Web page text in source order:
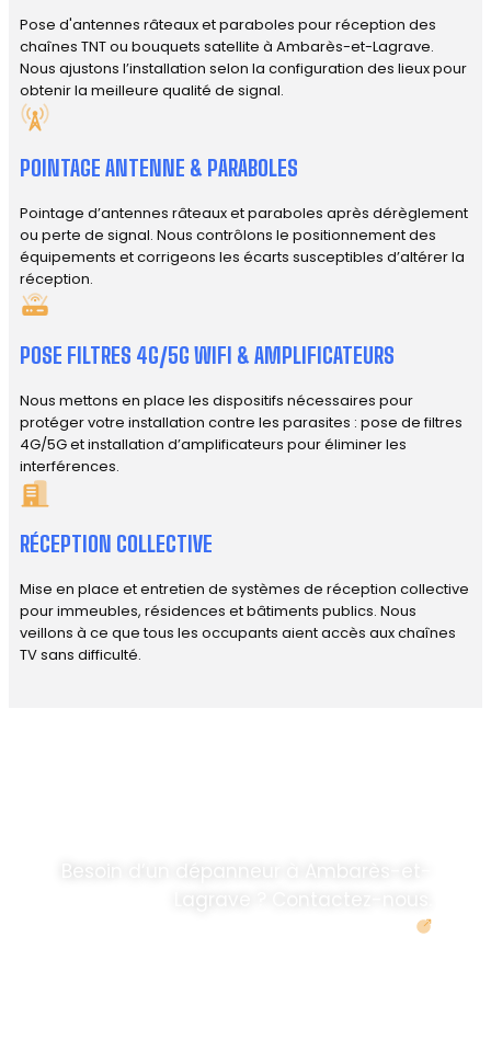
Pose d'antennes râteaux et paraboles pour réception des
chaînes TNT ou bouquets satellite à Ambarès-et-Lagrave.
Nous ajustons l’installation selon la configuration des lieux pour
obtenir la meilleure qualité de signal.
POINTAGE ANTENNE & PARABOLES
Pointage d’antennes râteaux et paraboles après dérèglement
ou perte de signal. Nous contrôlons le positionnement des
équipements et corrigeons les écarts susceptibles d’altérer la
réception.
POSE FILTRES 4G/5G WIFI & AMPLIFICATEURS
Nous mettons en place les dispositifs nécessaires pour
protéger votre installation contre les parasites : pose de filtres
4G/5G et installation d’amplificateurs pour éliminer les
interférences.
RÉCEPTION COLLECTIVE
Mise en place et entretien de systèmes de réception collective
pour immeubles, résidences et bâtiments publics. Nous
veillons à ce que tous les occupants aient accès aux chaînes
TV sans difficulté.
Besoin d’un dépanneur à Ambarès-et-
Lagrave ? Contactez-nous.